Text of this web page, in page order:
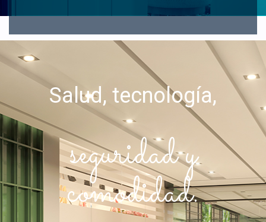
Salud, tecnología,
seguridad y
comodidad.